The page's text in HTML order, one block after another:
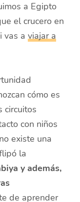
a Egipto
el crucero en
vas aviajar a
cómo es
circuitos
con niños
existe una
la
y además,
de aprender